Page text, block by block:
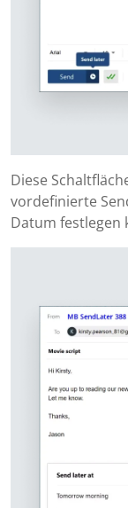
Diese
vordefinierte
Datum festlegen